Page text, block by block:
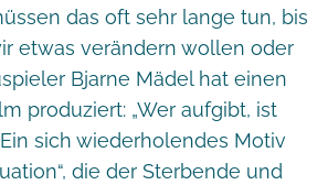
das oft sehr lange tun, bis
etwas verändern wollen oder
Bjarne Mädel hat einen
produziert: „Wer aufgibt, ist
Ein sich wiederholendes Motiv
die der Sterbende und